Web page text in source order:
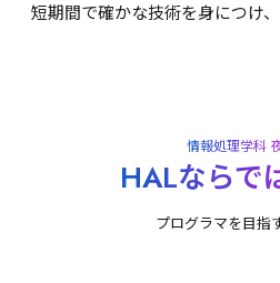
短期間で確かな技術を身につけ
情報処理学科
HALならで
プログラマを目指